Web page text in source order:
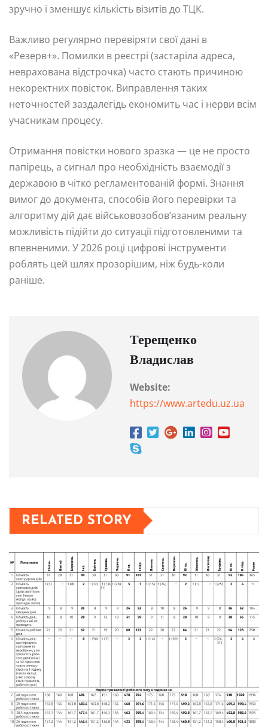
зручно і зменшує кількість візитів до ТЦК.
Важливо регулярно перевіряти свої дані в
«Резерв+». Помилки в реєстрі (застаріла адреса,
неврахована відстрочка) часто стають причиною
некоректних повісток. Виправлення таких
неточностей заздалегідь економить час і нерви всім
учасникам процесу.
Отримання повістки нового зразка — це не просто
папірець, а сигнал про необхідність взаємодії з
державою в чітко регламентованій формі. Знання
вимог до документа, способів його перевірки та
алгоритму дій дає військовозобов’язаним реальну
можливість підійти до ситуації підготовленими та
впевненими. У 2026 році цифрові інструменти
роблять цей шлях прозорішим, ніж будь-коли
раніше.
Терещенко
Владислав
Website:
https://www.artedu.uz.ua
RELATED STORY